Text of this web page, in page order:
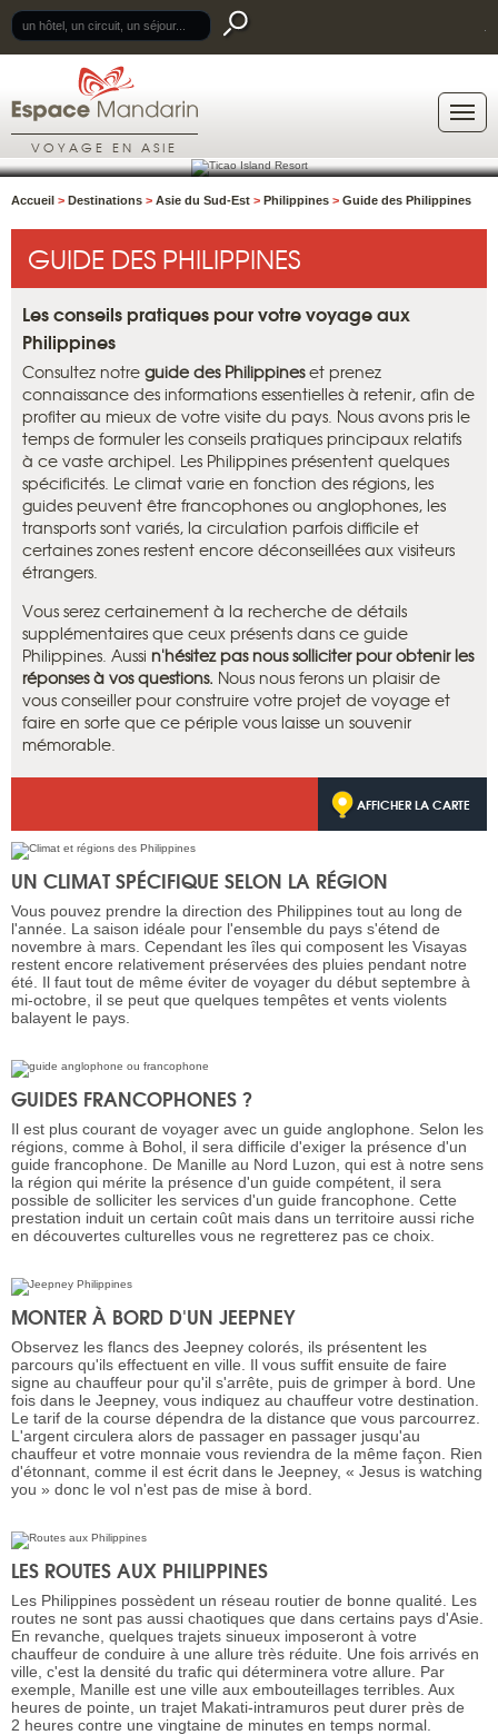
VOYAGE EN ASIE
Accueil > Destinations > Asie du Sud-Est > Philippines > Guide des Philippines
GUIDE DES PHILIPPINES
Les conseils pratiques pour votre voyage aux
Philippines
Consultez notre guide des Philippineset prenez
connaissance des informations essentielles à retenir, afin de
profiter au mieux de votre visite du pays. Nous avons pris le
temps de formuler les conseils pratiques principaux relatifs
à ce vaste archipel. Les Philippines présentent quelques
spécificités. Le climat varie en fonction des régions, les
guides peuvent être francophones ou anglophones, les
transports sont variés, la circulation parfois difficile et
certaines zones restent encore déconseillées aux visiteurs
étrangers.
Vous serez certainement à la recherche de détails
supplémentaires que ceux présents dans ce guide
Philippines. Aussi n'hésitez pas nous solliciter pour obtenir les
réponses à vos questions. Nous nous ferons un plaisir de
vous conseiller pour construire votre projet de voyage et
faire en sorte que ce périple vous laisse un souvenir
mémorable.
AFFICHER LA CARTE
UN CLIMAT SPÉCIFIQUE SELON LA RÉGION
Vous pouvez prendre la direction des Philippines tout au long de
l'année. La saison idéale pour l'ensemble du pays s'étend de
novembre à mars. Cependant les îles qui composent les Visayas
restent encore relativement préservées des pluies pendant notre
été. Il faut tout de même éviter de voyager du début septembre à
mi-octobre, il se peut que quelques tempêtes et vents violents
balayent le pays.
GUIDES FRANCOPHONES ?
Il est plus courant de voyager avec un guide anglophone. Selon les
régions, comme à Bohol, il sera difficile d'exiger la présence d'un
guide francophone. De Manille au Nord Luzon, qui est à notre sens
la région qui mérite la présence d'un guide compétent, il sera
possible de solliciter les services d'un guide francophone. Cette
prestation induit un certain coût mais dans un territoire aussi riche
en découvertes culturelles vous ne regretterez pas ce choix.
MONTER À BORD D'UN JEEPNEY
Observez les flancs des Jeepney colorés, ils présentent les
parcours qu'ils effectuent en ville. Il vous suffit ensuite de faire
signe au chauffeur pour qu'il s'arrête, puis de grimper à bord. Une
fois dans le Jeepney, vous indiquez au chauffeur votre destination.
Le tarif de la course dépendra de la distance que vous parcourrez.
L'argent circulera alors de passager en passager jusqu'au
chauffeur et votre monnaie vous reviendra de la même façon. Rien
d'étonnant, comme il est écrit dans le Jeepney, « Jesus is watching
you » donc le vol n'est pas de mise à bord.
LES ROUTES AUX PHILIPPINES
Les Philippines possèdent un réseau routier de bonne qualité. Les
routes ne sont pas aussi chaotiques que dans certains pays d'Asie.
En revanche, quelques trajets sinueux imposeront à votre
chauffeur de conduire à une allure très réduite. Une fois arrivés en
ville, c'est la densité du trafic qui déterminera votre allure. Par
exemple, Manille est une ville aux embouteillages terribles. Aux
heures de pointe, un trajet Makati-intramuros peut durer près de
2 heures contre une vingtaine de minutes en temps normal.